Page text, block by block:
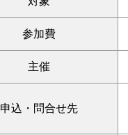
参加費
主催
申込・ 問合せ先